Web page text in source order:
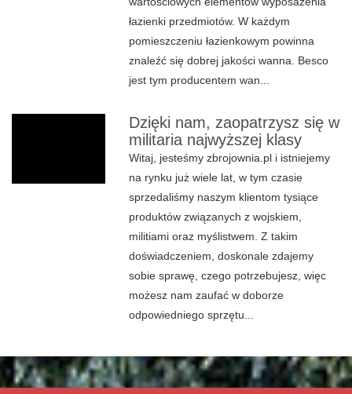
łazienki przedmiotów. W każdym
pomieszczeniu łazienkowym powinna
znaleźć się dobrej jakości wanna. Besco
jest tym producentem wan...
Dzięki nam, zaopatrzysz się w
militaria najwyższej klasy
Witaj, jesteśmy zbrojownia.pl i istniejemy
na rynku już wiele lat, w tym czasie
sprzedaliśmy naszym klientom tysiące
produktów związanych z wojskiem,
militiami oraz myślistwem. Z takim
doświadczeniem, doskonale zdajemy
sobie sprawę, czego potrzebujesz, więc
możesz nam zaufać w doborze
odpowiedniego sprzętu...